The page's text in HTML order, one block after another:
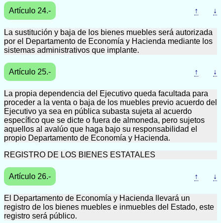
Artículo 24.- ↑ ↓
La sustitución y baja de los bienes muebles será autorizada
por el Departamento de Economía y Hacienda mediante los
sistemas administrativos que implante.
Artículo 25.- ↑ ↓
La propia dependencia del Ejecutivo queda facultada para
proceder a la venta o baja de los muebles previo acuerdo del
Ejecutivo ya sea en pública subasta sujeta al acuerdo
específico que se dicte o fuera de almoneda, pero sujetos
aquellos al avalúo que haga bajo su responsabilidad el
propio Departamento de Economía y Hacienda.
REGISTRO DE LOS BIENES ESTATALES
Artículo 26.- ↑ ↓
El Departamento de Economía y Hacienda llevará un
registro de los bienes muebles e inmuebles del Estado, este
registro será público.